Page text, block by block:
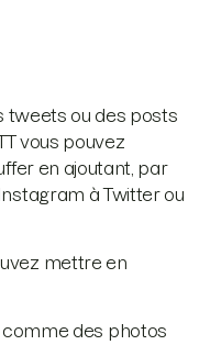
tweets ou des posts
vous pouvez
en ajoutant, par
à Twitter ou
mettre en
des photos